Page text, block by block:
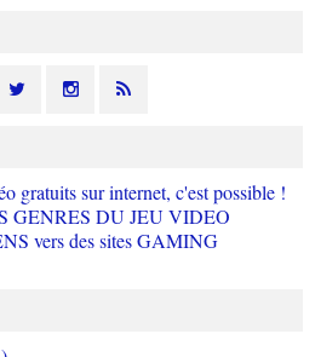
gratuits sur internet, c'est possible !
GENRES DU JEU VIDEO
vers des sites GAMING